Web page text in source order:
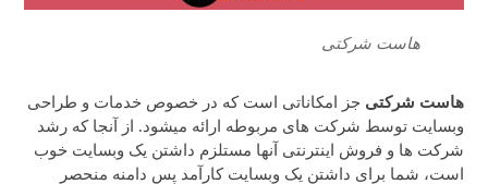
هاست شرکتی
هاست شرکتی جز امکاناتی است که در خصوص خدمات و طراحی
وبسایت توسط شرکت های مربوطه ارائه میشود. از آنجا که رشد
شرکت ها و فروش اینترنتی آنها مستلزم داشتن یک وبسایت خوب
است، شما برای داشتن یک وبسایت کارآمد پس دامنه منحصر